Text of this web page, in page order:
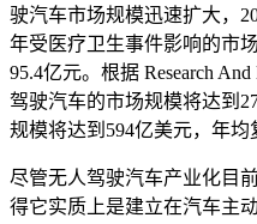
驶汽车市场规模迅速扩大，
年受医疗卫生事件影响的市
95.4亿元。根据 Research
驾驶汽车的市场规模将达到
规模将达到594亿美元，年均
尽管无人驾驶汽车产业化目
得它实质上是建立在汽车主